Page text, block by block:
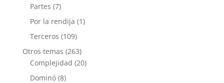
Partes (7)
Por la rendija (1)
Terceros (109)
Otros temas (263)
Complejidad (20)
Dominó(8)